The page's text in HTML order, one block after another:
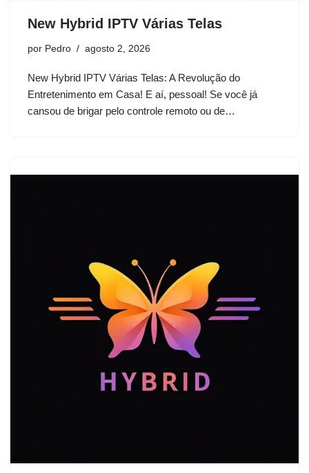
New Hybrid IPTV Várias Telas
por Pedro agosto 2, 2026
New Hybrid IPTV Várias Telas: A Revolução do
Entretenimento em Casa! E aí, pessoal! Se você já
cansou de brigar pelo controle remoto ou de…